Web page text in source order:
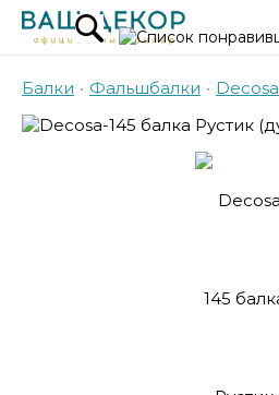
Балки • Фальшбалки • Decosa